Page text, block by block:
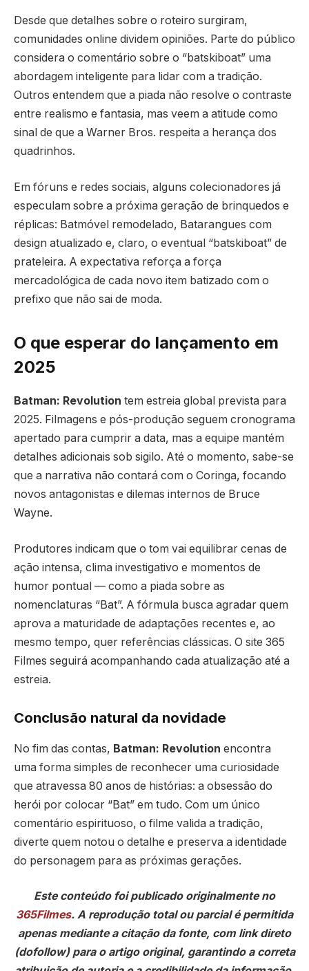
Desde que detalhes sobre o roteiro surgiram,
comunidades online dividem opiniões. Parte do público
considera o comentário sobre o “batskiboat” uma
abordagem inteligente para lidar com a tradição.
Outros entendem que a piada não resolve o contraste
entre realismo e fantasia, mas veem a atitude como
sinal de que a Warner Bros. respeita a herança dos
quadrinhos.
Em fóruns e redes sociais, alguns colecionadores já
especulam sobre a próxima geração de brinquedos e
réplicas: Batmóvel remodelado, Batarangues com
design atualizado e, claro, o eventual “batskiboat” de
prateleira. A expectativa reforça a força
mercadológica de cada novo item batizado com o
prefixo que não sai de moda.
O que esperar do lançamento em
2025
Batman: Revolution tem estreia global prevista para
2025. Filmagens e pós-produção seguem cronograma
apertado para cumprir a data, mas a equipe mantém
detalhes adicionais sob sigilo. Até o momento, sabe-se
que a narrativa não contará com o Coringa, focando
novos antagonistas e dilemas internos de Bruce
Wayne.
Produtores indicam que o tom vai equilibrar cenas de
ação intensa, clima investigativo e momentos de
humor pontual — como a piada sobre as
nomenclaturas “Bat”. A fórmula busca agradar quem
aprova a maturidade de adaptações recentes e, ao
mesmo tempo, quer referências clássicas. O site 365
Filmes seguirá acompanhando cada atualização até a
estreia.
Conclusão natural da novidade
No fim das contas, Batman: Revolution encontra
uma forma simples de reconhecer uma curiosidade
que atravessa 80 anos de histórias: a obsessão do
herói por colocar “Bat” em tudo. Com um único
comentário espirituoso, o filme valida a tradição,
diverte quem notou o detalhe e preserva a identidade
do personagem para as próximas gerações.
Este conteúdo foi publicado originalmente no
365Filmes. A reprodução total ou parcial é permitida
apenas mediante a citação da fonte, com link direto
(dofollow) para o artigo original, garantindo a correta